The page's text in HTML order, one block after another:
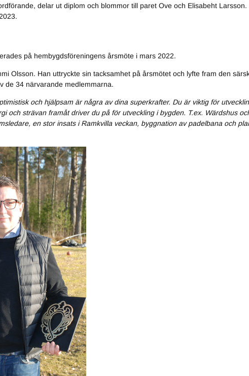
delar ut diplom och blommor till paret Ove och Elisabeht
på hembygdsföreningens årsmöte i mars 2022.
Olsson. Han uttryckte sin tacksamhet på årsmötet och lyfte fram den
de 34 närvarande medlemmarna.
och hjälpsam är några av dina superkrafter. Du är viktig för
och strävan framåt driver du på för utveckling i bygden. T.ex. Wärdshus
en stor insats i Ramkvilla veckan, byggnation av padelbana och